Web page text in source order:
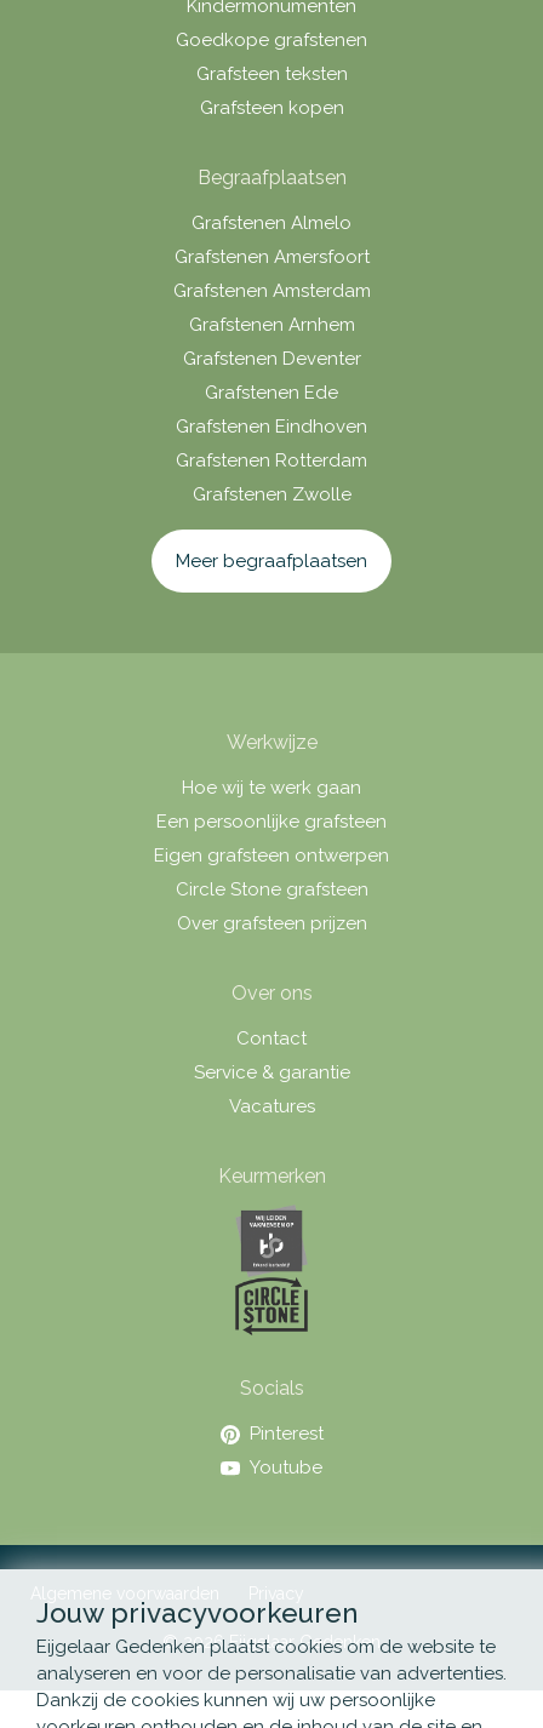
Kindermonumenten
Goedkope grafstenen
Grafsteen teksten
Grafsteen kopen
Begraafplaatsen
Grafstenen Almelo
Grafstenen Amersfoort
Grafstenen Amsterdam
Grafstenen Arnhem
Grafstenen Deventer
Grafstenen Ede
Grafstenen Eindhoven
Grafstenen Rotterdam
Grafstenen Zwolle
Meer begraafplaatsen
Werkwijze
Hoe wij te werk gaan
Een persoonlijke grafsteen
Eigen grafsteen ontwerpen
Circle Stone grafsteen
Over grafsteen prijzen
Over ons
Contact
Service & garantie
Vacatures
Keurmerken
Socials
Pinterest
Youtube
Algemene voorwaarden Privacy
© 2026 Eijgelaar Gedenken
Jouw privacyvoorkeuren
Eijgelaar Gedenken plaatst cookies om de website te
analyseren en voor de personalisatie van advertenties.
Dankzij de cookies kunnen wij uw persoonlijke